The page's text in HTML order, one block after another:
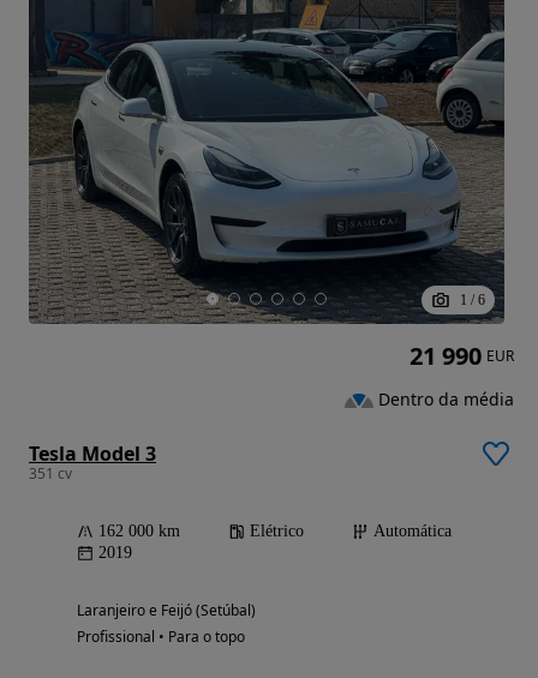
1 / 6
Tesla Model 3
351 cv
162 000 km Elétrico
Automática
2019
Laranjeiro e Feijó (Setúbal)
Profissional • Para o topo
21 990 EUR
Dentro da média